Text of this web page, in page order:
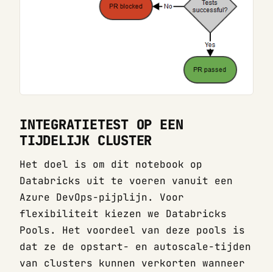
INTEGRATIETEST OP EEN
TIJDELIJK CLUSTER
Het doel is om dit notebook op
Databricks uit te voeren vanuit een
Azure DevOps-pijplijn. Voor
flexibiliteit kiezen we Databricks
Pools. Het voordeel van deze pools is
dat ze de opstart- en autoscale-tijden
van clusters kunnen verkorten wanneer